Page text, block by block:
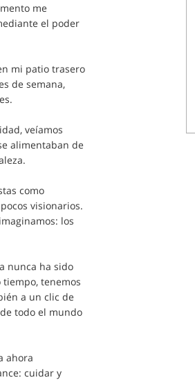
me
el poder
mi patio trasero
de semana,
veíamos
alimentaban de
como
visionarios.
los
nunca ha sido
tenemos
a un clic de
todo el mundo
ahora
cuidar y